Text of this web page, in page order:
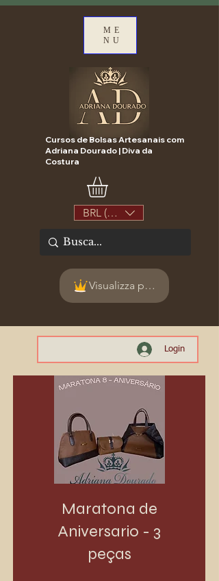
ME
NU
Cursos de Bolsas Artesanais com
Adriana Dourado | Diva da
Costura
BRL (R$)
Visualizza punti
Login
Maratona de
Aniversario - 3
peças